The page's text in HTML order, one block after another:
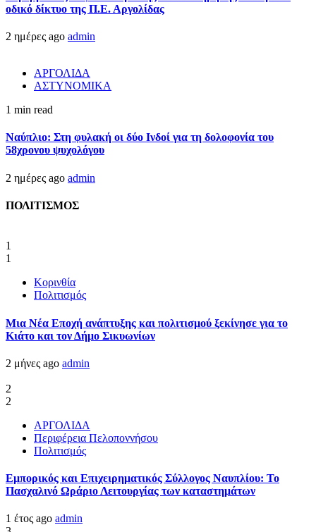
οδικό δίκτυο της Π.Ε. Αργολίδας
2 ημέρες ago admin
ΑΡΓΟΛΙΔΑ
ΑΣΤΥΝΟΜΙΚΑ
1 min read
Ναύπλιο: Στη φυλακή οι δύο Ινδοί για τη δολοφονία του
58χρονου ψυχολόγου
2 ημέρες ago admin
ΠΟΛΙΤΙΣΜΟΣ
1
1
Κορινθία
Πολιτισμός
Μια Νέα Εποχή ανάπτυξης και πολιτισμού ξεκίνησε για το
Κιάτο και τον Δήμο Σικυωνίων
2 μήνες ago admin
2
2
ΑΡΓΟΛΙΔΑ
Περιφέρεια Πελοποννήσου
Πολιτισμός
Εμπορικός και Επιχειρηματικός Σύλλογος Ναυπλίου: Το
Πασχαλινό Ωράριο Λειτουργίας των καταστημάτων
1 έτος ago admin